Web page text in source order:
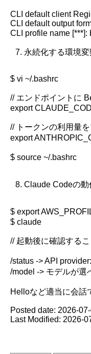
CLI default client
CLI default output
永続化する環境変
$ vi ~/.bashrc
// エンドポイントに
export
// トークンの利用量
export
$ source ~/.bashrc
Claude Codeの動
$ export
$ claude
// 起動後に確認するこ
/status -> API
/model -> モデルが選
Posted date: 2026-
Last Modified: 2026-